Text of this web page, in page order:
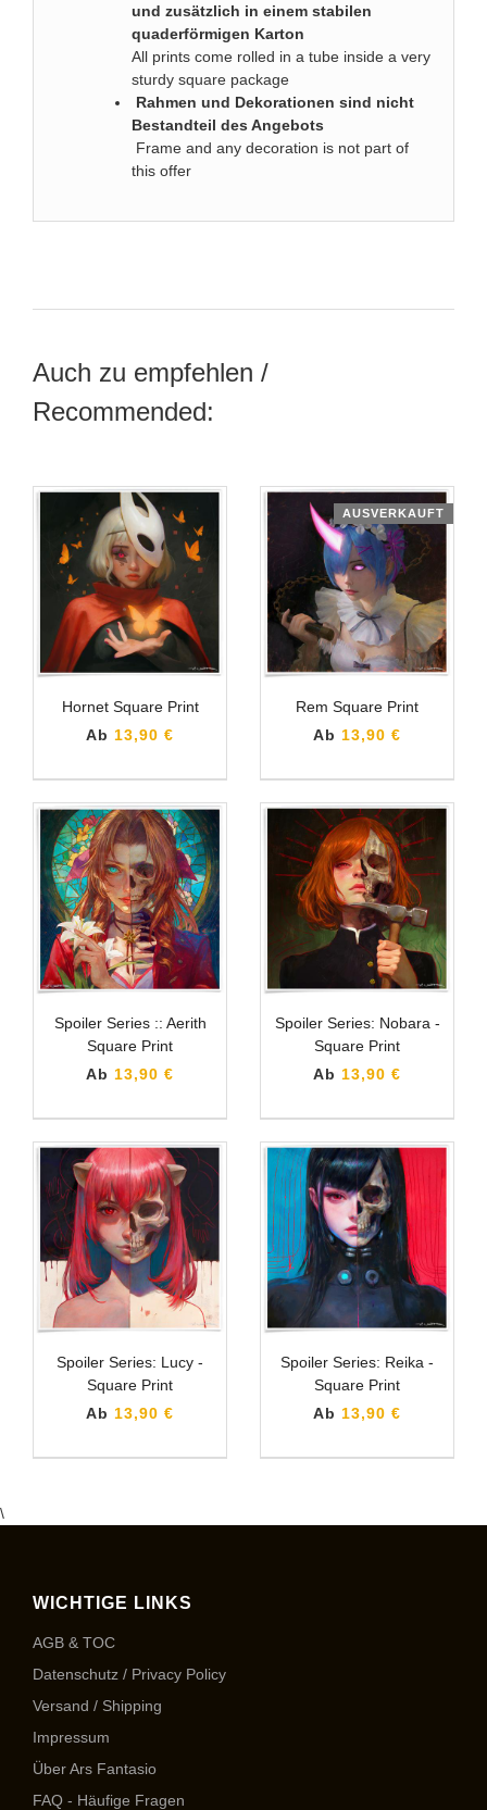
und zusätzlich in einem stabilen
quaderförmigen Karton
All prints come rolled in a tube inside a very
sturdy square package
Rahmen und Dekorationen sind nicht
Bestandteil des Angebots
Frame and any decoration is not part of
this offer
Auch zu empfehlen /
Recommended:
Hornet Square Print
Ab 13,90 €
AUSVERKAUFT
Rem Square Print
Ab 13,90 €
Spoiler Series :: Aerith
Square Print
Ab 13,90 €
Spoiler Series: Nobara -
Square Print
Ab 13,90 €
Spoiler Series: Lucy -
Square Print
Ab 13,90 €
Spoiler Series: Reika -
Square Print
Ab 13,90 €
\
WICHTIGE LINKS
AGB & TOC
Datenschutz / Privacy Policy
Versand / Shipping
Impressum
Über Ars Fantasio
FAQ - Häufige Fragen